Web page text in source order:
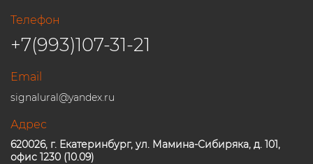
Телефон
+7(993)107-31-21
Email
signalural@yandex.ru
Адрес
620026, г. Екатеринбург, ул. Мамина-Сибиряка, д. 101,
офис 1230 (10.09)